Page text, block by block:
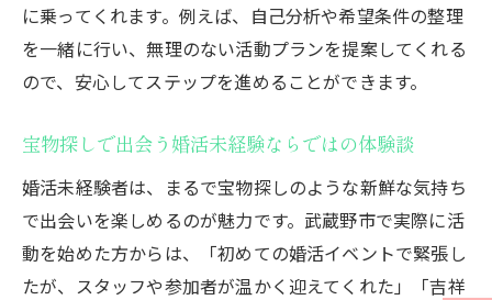
に乗ってくれます。例えば、自己分析や希望条件の整理
を一緒に行い、無理のない活動プランを提案してくれる
ので、安心してステップを進めることができます。
宝物探しで出会う婚活未経験ならではの体験談
婚活未経験者は、まるで宝物探しのような新鮮な気持ち
で出会いを楽しめるのが魅力です。武蔵野市で実際に活
動を始めた方からは、「初めての婚活イベントで緊張し
たが、スタッフや参加者が温かく迎えてくれた」「吉祥